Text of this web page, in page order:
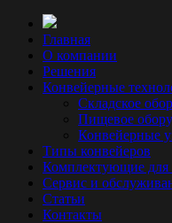
Главная
О компании
Решения
Конвейерные
Складское
Пищевое
Конвейерные
Типы конвейеров
Комплектующие для
Сервис и
Статьи
Контакты